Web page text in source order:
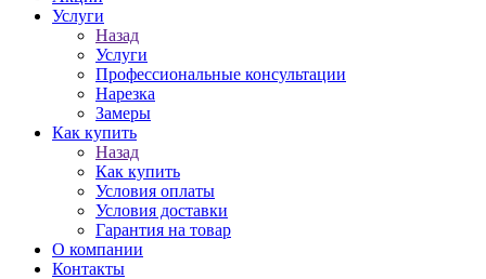
Услуги
Назад
Услуги
Профессиональные консультации
Нарезка
Замеры
Как купить
Назад
Как купить
Условия оплаты
Условия доставки
Гарантия на товар
О компании
Контакты